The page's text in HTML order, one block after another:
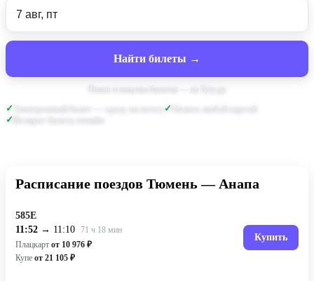
Найти билеты →
Электронный билет — сразу на почту
Оплата любой картой
Возврат билета онлайн
Расписание поездов Тюмень — Анапа
585Е
11:52 → 11:10
71 ч 18 мин
Плацкарт от 10 976 ₽
Купе от 21 105 ₽
Купить